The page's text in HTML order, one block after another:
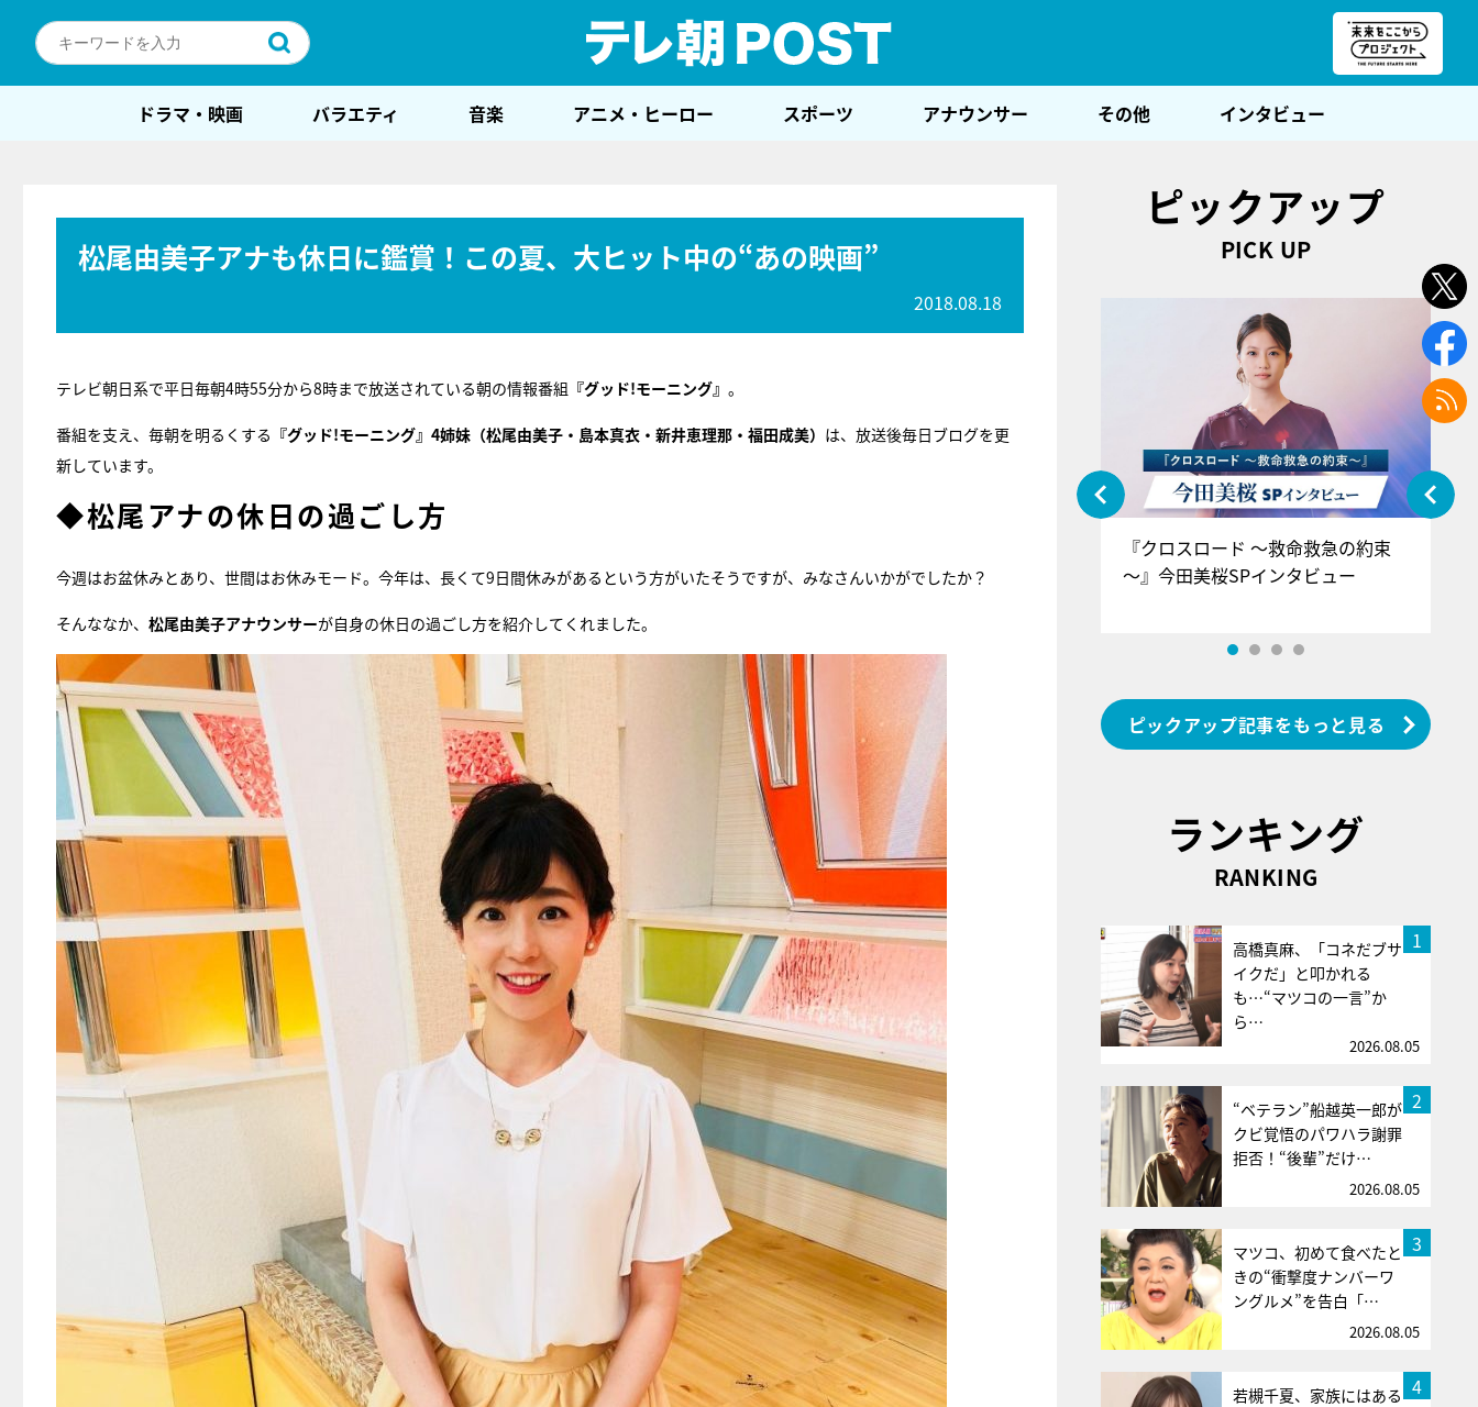
ドラマ・映画 バラエティ 音楽 アニメ・ヒーロー スポーツ アナウンサー その他 インタビュー
松尾由美子アナも休日に鑑賞！この夏、大ヒット中の“あの映画”
2018.08.18
テレビ朝日系で平日毎朝4時55分から8時まで放送されている朝の情報番組 『グッド!モーニング』 。
番組を支え、毎朝を明るくする 『グッド!モーニング』4姉妹（松尾由美子・島本真衣・新井恵理那・福田成美） は、放送後毎日ブログを更
新しています。
◆松尾アナの休日の過ごし方
今週はお盆休みとあり、世間はお休みモード。今年は、長くて9日間休みがあるという方がいたそうですが、みなさんいかがでしたか？
そんななか、 松尾由美子アナウンサーが自身の休日の過ごし方を紹介してくれました。
ピックアップ
PICK UP
E齋藤樹愛羅＆佐々木舞香SPインタ
『クロスロード ～救命救急の約束
～』今田美桜SPインタビュー
ピックアップ記事をもっと見る
ランキング
RANKING
1
高橋真麻、「コネだブサ
イクだ」と叩かれる
も…“マツコの一言”か
ら…
2026.08.05
2
“ベテラン”船越英一郎が
クビ覚悟のパワハラ謝罪
拒否！“後輩”だけ…
2026.08.05
3
マツコ、初めて食べたと
きの“衝撃度ナンバーワ
ングルメ”を告白「…
2026.08.05
4
若槻千夏、家族にはある